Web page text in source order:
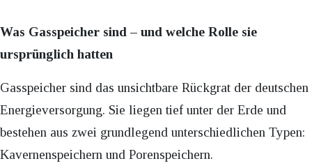
Was Gasspeicher sind – und welche Rolle sie
ursprünglich hatten
Gasspeicher sind das unsichtbare Rückgrat der deutschen
Energieversorgung. Sie liegen tief unter der Erde und
bestehen aus zwei grundlegend unterschiedlichen Typen:
Kavernenspeichern und Porenspeichern.